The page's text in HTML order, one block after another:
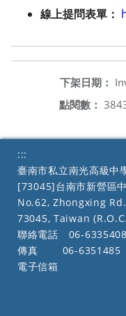
線上提問表單：
下架日期：
點閱數：
:::
臺南市私立南光高級中
[73045]台南市新營區
No.62, Zhongxing
73045, Taiwan
聯絡電話
06-
傳真
06-6351485
電子信箱